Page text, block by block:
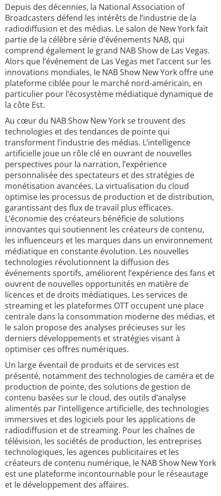
Depuis des décennies, la National Association of
Broadcasters défend les intérêts de l’industrie de la
radiodiffusion et des médias. Le salon de New York fait
partie de la célèbre série d’événements NAB, qui
comprend également le grand NAB Show de Las Vegas.
Alors que l’événement de Las Vegas met l’accent sur les
innovations mondiales, le NAB Show New York offre une
plateforme ciblée pour le marché nord-américain, en
particulier pour l’écosystème médiatique dynamique de
la côte Est.
Au cœur du NAB Show New York se trouvent des
technologies et des tendances de pointe qui
transforment l’industrie des médias. L’intelligence
artificielle joue un rôle clé en ouvrant de nouvelles
perspectives pour la narration, l’expérience
personnalisée des spectateurs et des stratégies de
monétisation avancées. La virtualisation du cloud
optimise les processus de production et de distribution,
garantissant des flux de travail plus efficaces.
L’économie des créateurs bénéficie de solutions
innovantes qui soutiennent les créateurs de contenu,
les influenceurs et les marques dans un environnement
médiatique en constante évolution. Les nouvelles
technologies révolutionnent la diffusion des
événements sportifs, améliorent l’expérience des fans et
ouvrent de nouvelles opportunités en matière de
licences et de droits médiatiques. Les services de
streaming et les plateformes OTT occupent une place
centrale dans la consommation moderne des médias, et
le salon propose des analyses précieuses sur les
derniers développements et stratégies visant à
optimiser ces offres numériques.
Un large éventail de produits et de services est
présenté, notamment des technologies de caméra et de
production de pointe, des solutions de gestion de
contenu basées sur le cloud, des outils d’analyse
alimentés par l’intelligence artificielle, des technologies
immersives et des logiciels pour les applications de
radiodiffusion et de streaming. Pour les chaînes de
télévision, les sociétés de production, les entreprises
technologiques, les agences publicitaires et les
créateurs de contenu numérique, le NAB Show New York
est une plateforme incontournable pour le réseautage
et le développement des affaires.